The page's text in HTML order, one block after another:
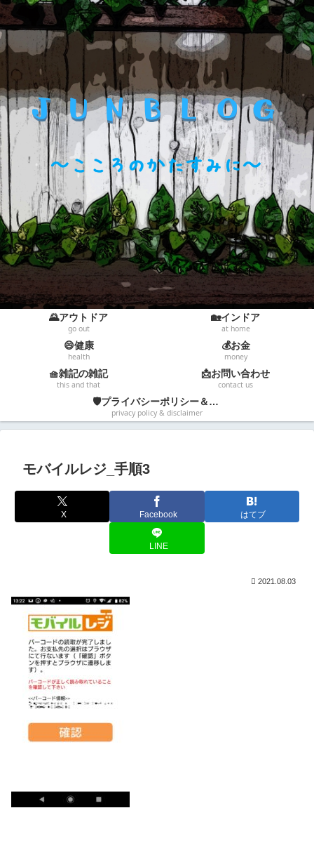
🌄アウトドア
go out
🏡インドア
at home
😄健康
health
💰お金
money
🧺雑記の雑記
this and that
📩お問い合わせ
contact us
🛡️プライバシーポリシー＆免責事項
privacy policy & disclaimer
モバイルレジ_手順3
X Facebook はてブ
LINE
2021.08.03